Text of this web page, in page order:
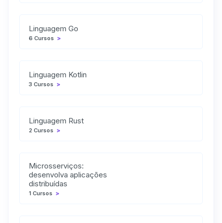
Linguagem Go
6 Cursos >
Linguagem Kotlin
3 Cursos >
Linguagem Rust
2 Cursos >
Microsserviços:
desenvolva aplicações
distribuídas
1 Cursos >